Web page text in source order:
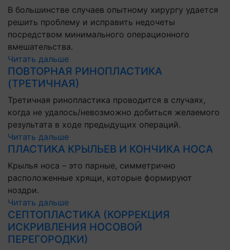
В большинстве случаев опытному хирургу удается
решить проблему и исправить недочеты
посредством минимального операционного
вмешательства.
Читать дальше
ПОВТОРНАЯ РИНОПЛАСТИКА
(ТРЕТИЧНАЯ)
Третичная ринопластика проводится в случаях,
когда не удалось/невозможно добиться желаемого
результата в ходе предыдущих операций.
Читать дальше
ПЛАСТИКА КРЫЛЬЕВ И КОНЧИКА НОСА
Крылья носа – это парные, симметрично
расположенные хрящи, которые формируют
ноздри.
Читать дальше
СЕПТОПЛАСТИКА (КОРРЕКЦИЯ
ИСКРИВЛЕНИЯ НОСОВОЙ
ПЕРЕГОРОДКИ)